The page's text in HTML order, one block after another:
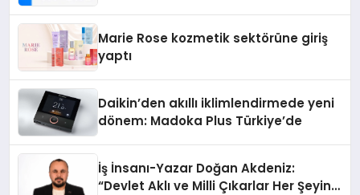
Marie Rose kozmetik sektörüne giriş
yaptı
Daikin’den akıllı iklimlendirmede yeni
dönem: Madoka Plus Türkiye’de
İş İnsanı-Yazar Doğan Akdeniz:
“Devlet Aklı ve Milli Çıkarlar Her Şeyin